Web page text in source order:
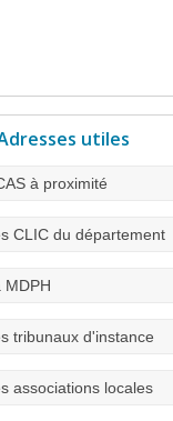
utiles
à proximité
CLIC du département
MDPH
tribunaux d'instance
associations locales